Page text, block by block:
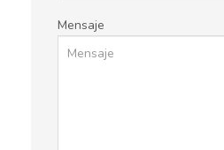
Mensaje